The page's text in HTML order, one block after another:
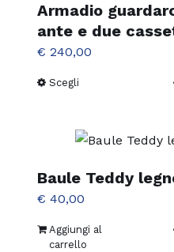
Armadio
ante e due
€ 240,00
ScegliQuesto
ha
varianti.
Le
possono
Baule Teddy
€ 40,00
Aggiungi al
carrello